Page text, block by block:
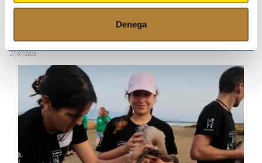
Denega
participació dels joves com un dels eixos de l'acte
27/07/2026